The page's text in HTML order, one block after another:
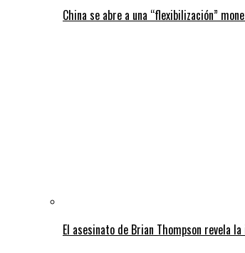
China se abre a una “flexibilización”
El asesinato de Brian Thompson revela